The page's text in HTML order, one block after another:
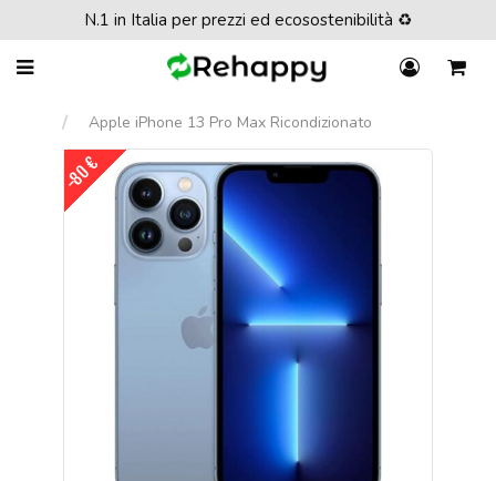
N.1 in Italia per prezzi ed ecosostenibilità ♻️
Apple iPhone 13 Pro Max Ricondizionato
-80 €